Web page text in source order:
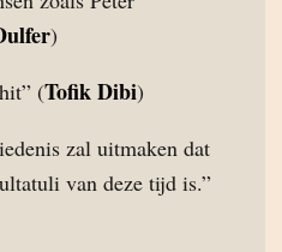
)
(Tofik Dibi)
zal uitmaken dat
van deze tijd is.”